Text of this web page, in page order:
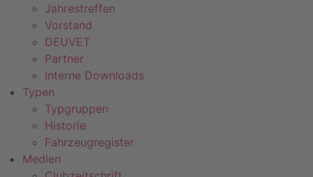
Jahrestreffen
Vorstand
DEUVET
Partner
Interne Downloads
Typen
Typgruppen
Historie
Fahrzeugregister
Medien